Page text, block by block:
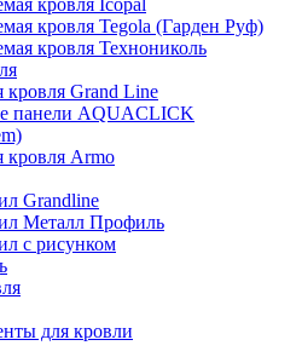
кровля Icopal
кровля Tegola (Гарден Руф)
кровля Технониколь
кровля Grand Line
панели AQUACLICK
кровля Armo
Grandline
Металл Профиль
с рисунком
для кровли